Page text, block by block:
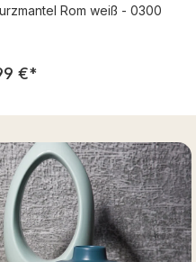
Rom weiß - 0300
Preis:
€*